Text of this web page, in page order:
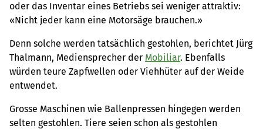
oder das Inventar eines Betriebs sei weniger attraktiv:
«Nicht jeder kann eine Motorsäge brauchen.»
Denn solche werden tatsächlich gestohlen, berichtet Jürg
Thalmann, Mediensprecher der Mobiliar. Ebenfalls
würden teure Zapfwellen oder Viehhüter auf der Weide
entwendet.
Grosse Maschinen wie Ballenpressen hingegen werden
selten gestohlen. Tiere seien schon als gestohlen